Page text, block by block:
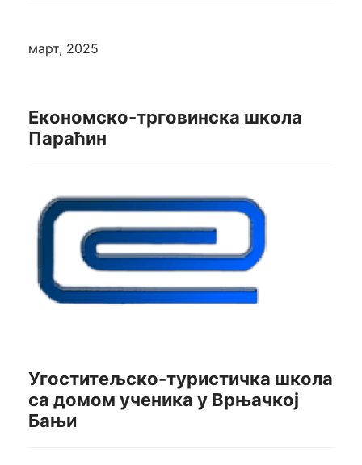
март, 2025
Економско-трговинска школа
Параћин
Угоститељско-туристичка школа
са домом ученика у Врњачкој
Бањи